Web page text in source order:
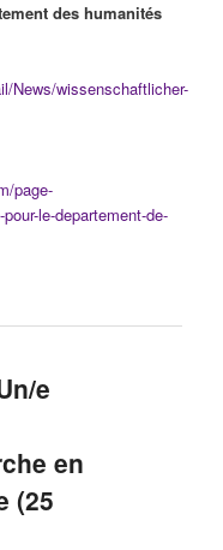
des humanités
News/wissenschaftlicher-
page-
le-departement-de-
e
en
(25